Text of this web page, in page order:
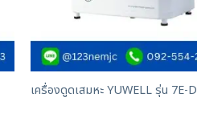
เครื่องดูดเสมหะ YUWELL รุ่น 7E-D